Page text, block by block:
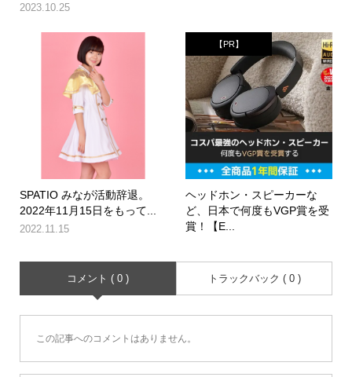
2023.10.25
SPATIO みなが活動辞退。
2022年11月15日をもって...
2022.11.15
【PR】
ヘッドホン・スピーカーな
ど、日本で何度もVGP賞を受
賞！【E...
コメント ( 0 ) トラックバック ( 0 )
この記事へのコメントはありません。